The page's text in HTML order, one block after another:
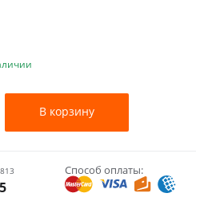
Способ оплаты:
В корзину